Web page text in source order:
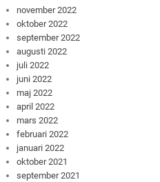
november 2022
oktober 2022
september 2022
augusti 2022
juli 2022
juni 2022
maj 2022
april 2022
mars 2022
februari 2022
januari 2022
oktober 2021
september 2021